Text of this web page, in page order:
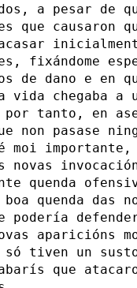
a pesar de
que causaron
fixándome
de dano e en
vida chegaba a
tanto, en
non pasase
moi importante,
novas
quenda
boa quenda das
podería
aparicións
só tiven un
que